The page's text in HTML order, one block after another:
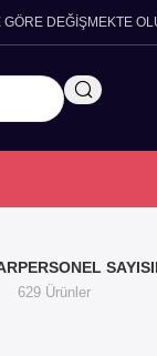
DEĞİŞMEKTE
PERSONEL
629 Ürünler